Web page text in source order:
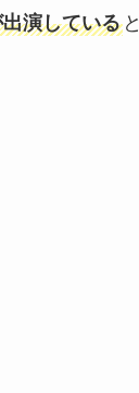
演していると